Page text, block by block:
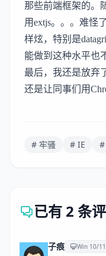
那些前端框架的。
用extjs。。。难怪
样炫，特别是
能做到这种水平也
最后，我还是放弃
还是让同事们用
# 牢骚 # IE #
已有 2 条
子痕 Win 10/11